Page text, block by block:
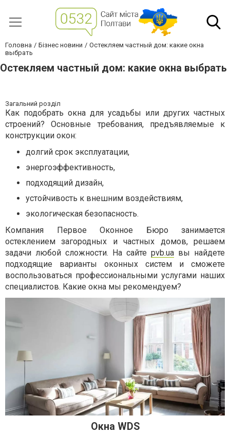
Головна Бізнес новини
Остекляем частный дом: какие окна
выбрать
Остекляем частный дом: какие окна выбрать
Загальний розділ
Как подобрать окна для усадьбы или других частных
строений? Основные требования, предъявляемые к
конструкции окон:
долгий срок эксплуатации,
энергоэффективность,
подходящий дизайн,
устойчивость к внешним воздействиям,
экологическая безопасность.
Компания Первое Оконное Бюро занимается
остеклением загородных и частных домов, решаем
задачи любой сложности. На сайте pvb.ua вы найдете
подходящие варианты оконных систем и сможете
воспользоваться профессиональными услугами наших
специалистов. Какие окна мы рекомендуем?
Окна WDS